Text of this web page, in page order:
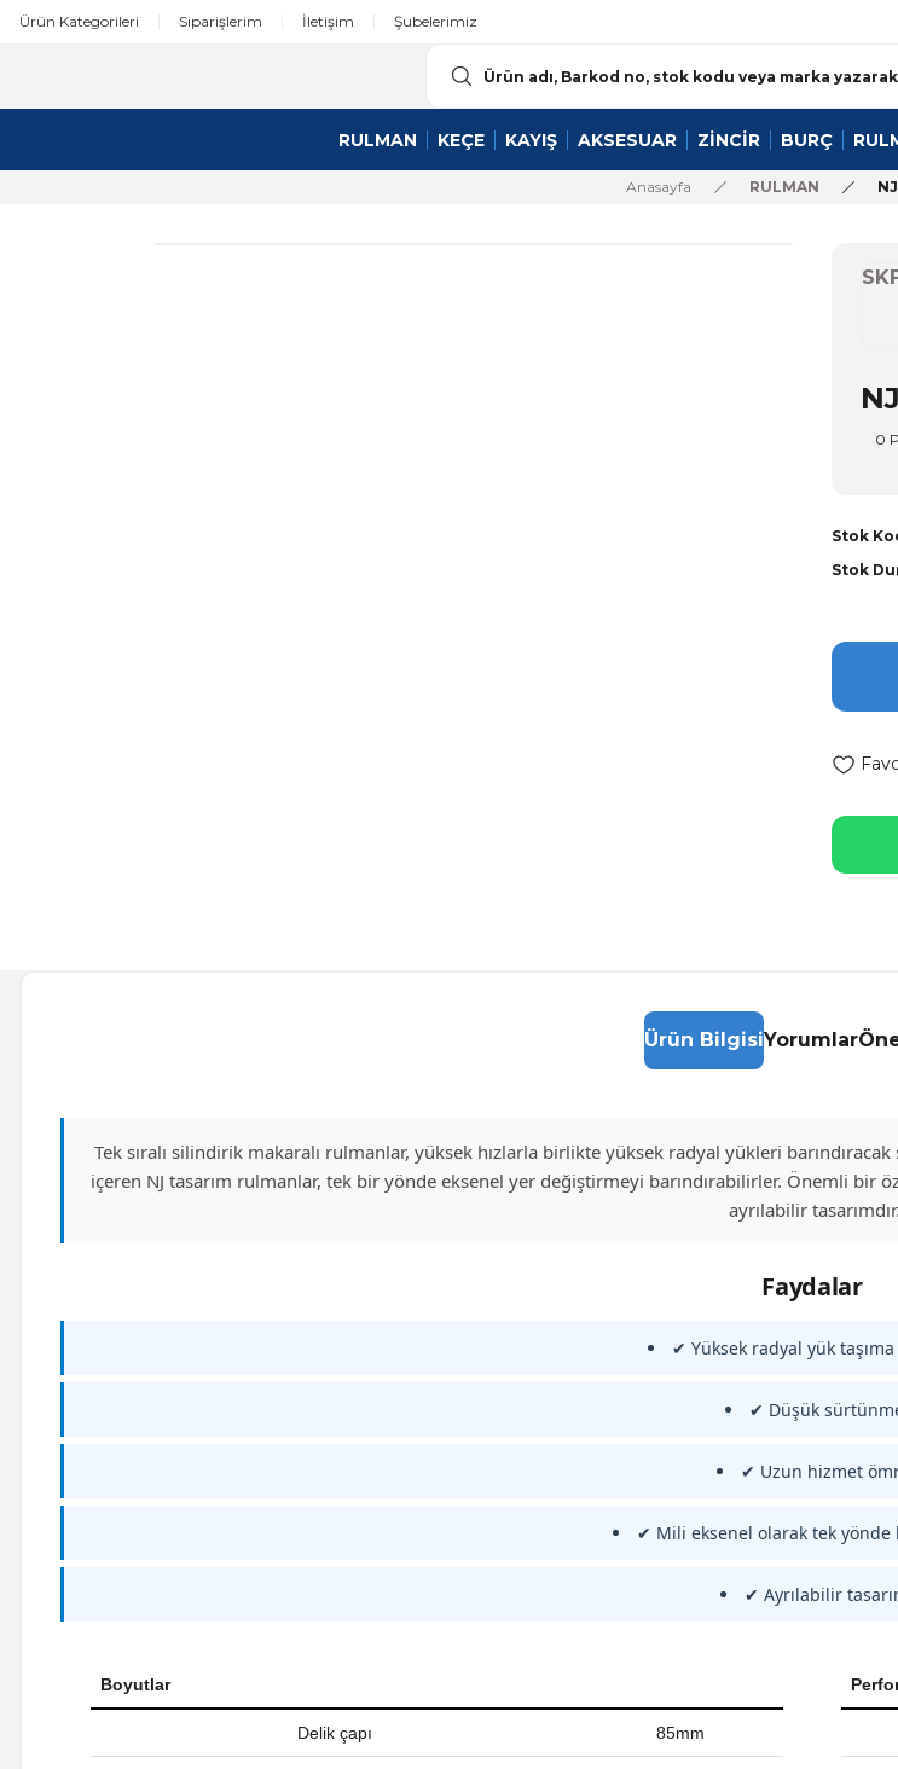
Ürün Kategorileri Siparişlerim İletişim Şubelerimiz
RULMAN KEÇE KAYIŞ AKSESUAR ZİNCİR BURÇ
Anasayfa RULMAN
0
Stok
Stok
Ürün BilgisiYorumlar
Tek sıralı silindirik makaralı rulmanlar, yüksek hızlarla birlikte yüksek radyal yükleri
içeren NJ tasarım rulmanlar, tek bir yönde eksenel yer değiştirmeyi barındırabilirler. Önemli
ayrılabilir tasarımdır.
Faydalar
✔ Yüksek radyal yük
✔ Düşük
✔ Uzun hizmet
✔ Mili eksenel olarak tek yönde
✔ Ayrılabilir
Boyutlar
Delik çapı 85mm